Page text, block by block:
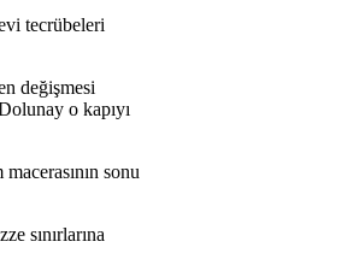
tecrübeleri
değişmesi
o kapıyı
sonu
sınırlarına